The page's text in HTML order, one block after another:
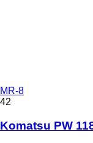
MR-8
42
Komatsu PW